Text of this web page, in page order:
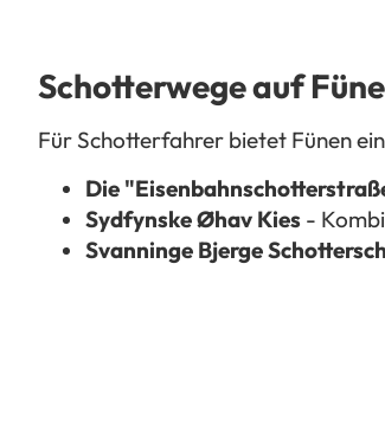
Schotterwege auf
Für Schotterfahrer bietet Fünen
Die
Sydfynske Øhav Kies -
Svanninge Bjerge